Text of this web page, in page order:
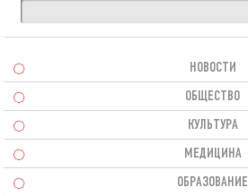
НОВОСТИ
ОБЩЕСТВО
КУЛЬТУРА
МЕДИЦИНА
ОБРАЗОВАНИЕ